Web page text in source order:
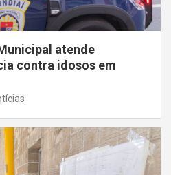
atende
contra idosos em